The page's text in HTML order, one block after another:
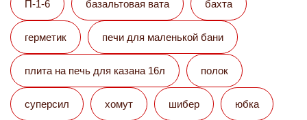
П-1-6 базальтовая вата бахта
герметик печи для маленькой бани
плита на печь для казана 16л полок
суперсил хомут шибер юбка